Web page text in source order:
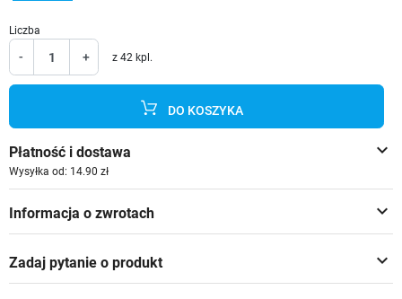
Liczba
- + z 42 kpl.
DO KOSZYKA
keyboard_arrow_down
Płatność i dostawa
Wysyłka od: 14.90 zł
keyboard_arrow_down
Informacja o zwrotach
keyboard_arrow_down
Zadaj pytanie o produkt